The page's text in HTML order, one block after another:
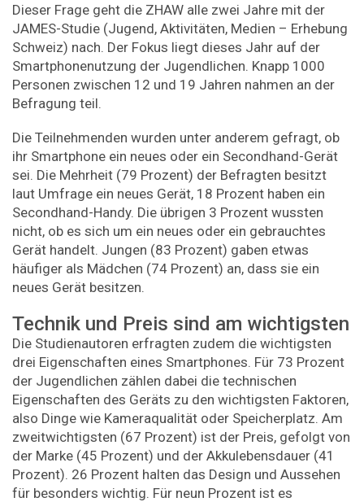
Dieser Frage geht die ZHAW alle zwei Jahre mit der
JAMES-Studie (Jugend, Aktivitäten, Medien – Erhebung
Schweiz) nach. Der Fokus liegt dieses Jahr auf der
Smartphonenutzung der Jugendlichen. Knapp 1000
Personen zwischen 12 und 19 Jahren nahmen an der
Befragung teil.
Die Teilnehmenden wurden unter anderem gefragt, ob
ihr Smartphone ein neues oder ein Secondhand-Gerät
sei. Die Mehrheit (79 Prozent) der Befragten besitzt
laut Umfrage ein neues Gerät, 18 Prozent haben ein
Secondhand-Handy. Die übrigen 3 Prozent wussten
nicht, ob es sich um ein neues oder ein gebrauchtes
Gerät handelt. Jungen (83 Prozent) gaben etwas
häufiger als Mädchen (74 Prozent) an, dass sie ein
neues Gerät besitzen.
Technik und Preis sind am wichtigsten
Die Studienautoren erfragten zudem die wichtigsten
drei Eigenschaften eines Smartphones. Für 73 Prozent
der Jugendlichen zählen dabei die technischen
Eigenschaften des Geräts zu den wichtigsten Faktoren,
also Dinge wie Kameraqualität oder Speicherplatz. Am
zweitwichtigsten (67 Prozent) ist der Preis, gefolgt von
der Marke (45 Prozent) und der Akkulebensdauer (41
Prozent). 26 Prozent halten das Design und Aussehen
für besonders wichtig. Für neun Prozent ist es